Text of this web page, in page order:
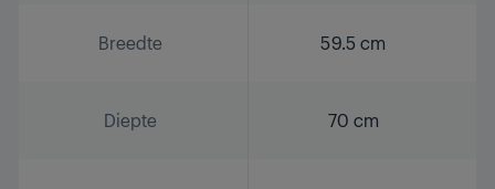
Breedte 59.5 cm
Diepte 70 cm